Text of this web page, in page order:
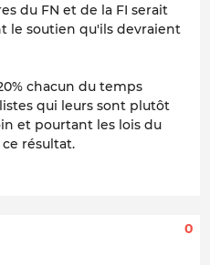
du FN et de la FI serait
le soutien qu'ils devraient
chacun du temps
qui leurs sont plutôt
et pourtant les lois du
résultat.
0